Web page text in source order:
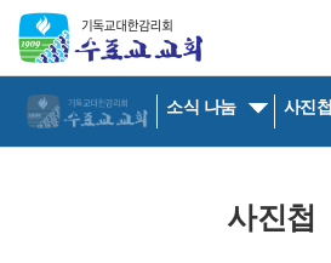
소식 나눔 사진첩
사진첩